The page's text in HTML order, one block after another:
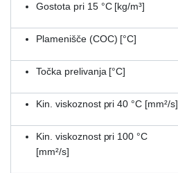
Gostota pri 15 °C [kg/m³]
Plamenišče (COC) [°C]
Točka prelivanja [°C]
Kin. viskoznost pri 40 °C [mm²/s]
Kin. viskoznost pri 100 °C
[mm²/s]